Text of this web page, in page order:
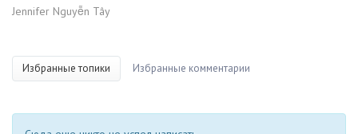
Jennifer Nguyễn Tây
Избранные топики Избранные комментарии